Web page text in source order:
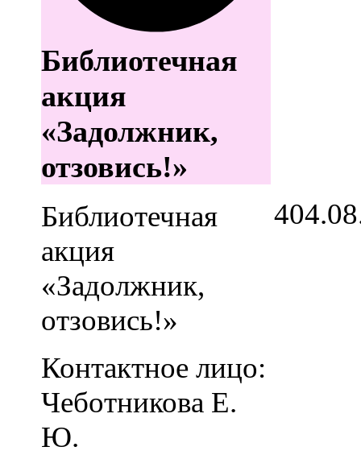
Библиотечная
акция
«Задолжник,
отзовись!»
Библиотечная
акция
«Задолжник,
отзовись!»
Контактное лицо:
Чеботникова Е.
Ю.
4